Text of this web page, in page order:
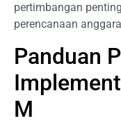
pertimbangan
perencanaan
Panduan
M